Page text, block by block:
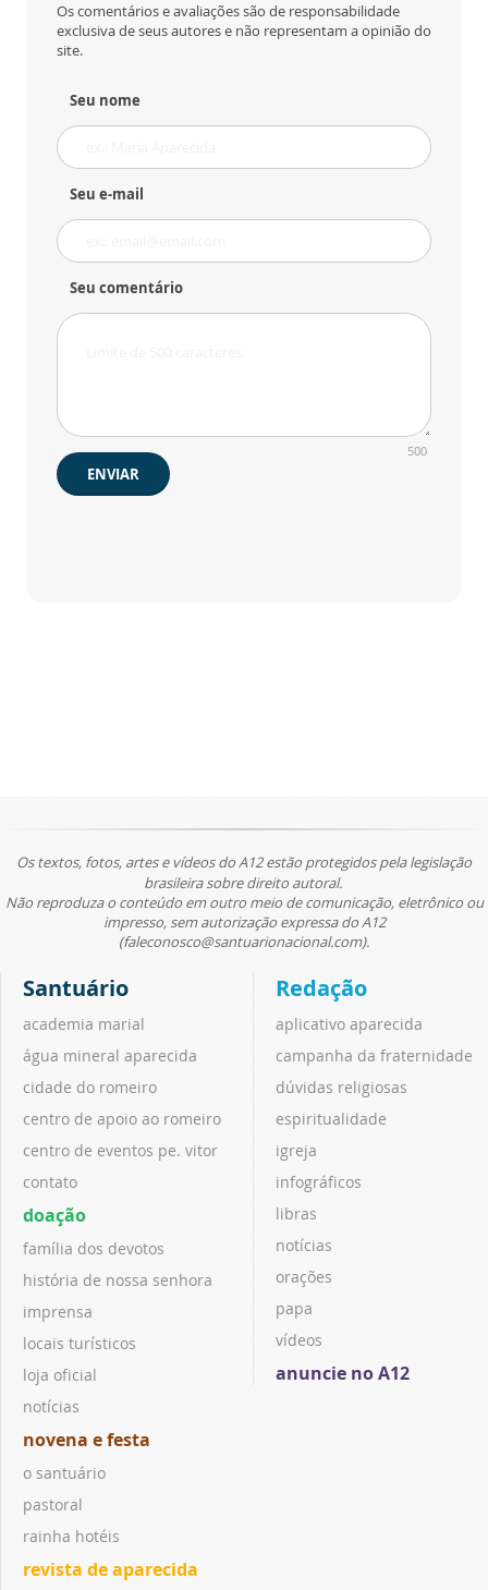
Os comentários e avaliações são de responsabilidade
exclusiva de seus autores e não representam a opinião do
site.
Seu nome
Seu e-mail
Seu comentário
500
ENVIAR
Os textos, fotos, artes e vídeos do A12 estão protegidos pela legislação
brasileira sobre direito autoral.
Não reproduza o conteúdo em outro meio de comunicação, eletrônico ou
impresso, sem autorização expressa do A12
(faleconosco@santuarionacional.com).
Santuário
academia marial
água mineral aparecida
cidade do romeiro
centro de apoio ao romeiro
centro de eventos pe. vitor
contato
doação
família dos devotos
história de nossa senhora
imprensa
locais turísticos
loja oficial
notícias
novena e festa
o santuário
pastoral
rainha hotéis
revista de aparecida
Redação
aplicativo aparecida
campanha da fraternidade
dúvidas religiosas
espiritualidade
igreja
infográficos
libras
notícias
orações
papa
vídeos
anuncie no A12